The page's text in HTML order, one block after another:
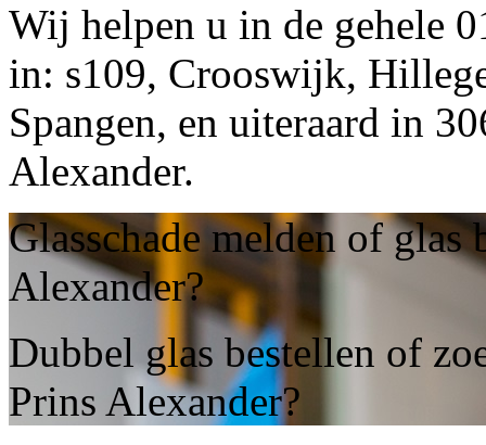
Wij helpen u in de gehele
in: s109, Crooswijk,
Spangen, en uiteraard in
Alexander.
Glasschade melden of
Alexander?
Dubbel glas bestellen of
Prins Alexander?